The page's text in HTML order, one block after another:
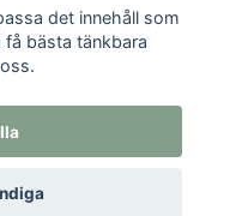
nyhetsbrev
det innehåll som
bästa tänkbara